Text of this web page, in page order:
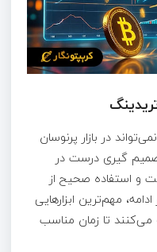
در بازار پرنوسان
گیری درست در
و استفاده صحیح از
مهم‌ترین ابزارهایی
تا زمان مناسب